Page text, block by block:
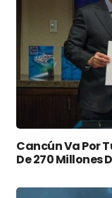
Cancún Va Por
De 270 Millones